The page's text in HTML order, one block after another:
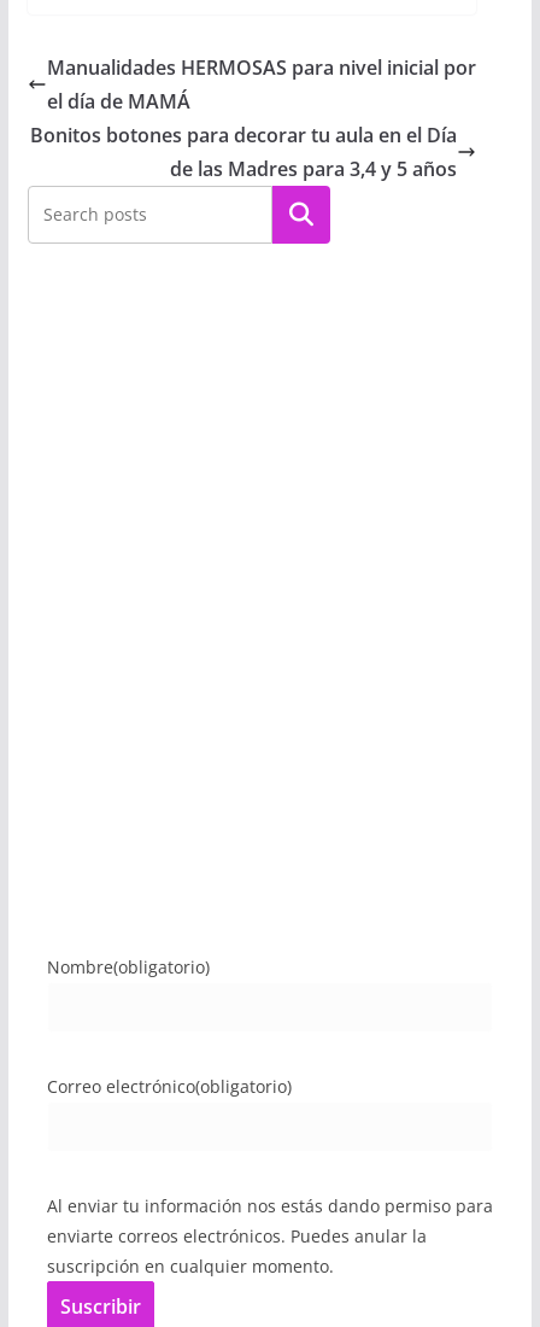
Manualidades HERMOSAS para nivel inicial por
el día de MAMÁ
Bonitos botones para decorar tu aula en el Día
de las Madres para 3,4 y 5 años
Buscar
Nombre(obligatorio)
Correo electrónico(obligatorio)
Al enviar tu información nos estás dando permiso para
enviarte correos electrónicos. Puedes anular la
suscripción en cualquier momento.
Suscribir